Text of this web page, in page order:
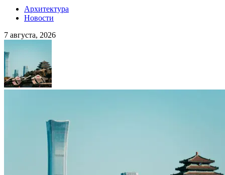
Архитектура
Новости
7 августа, 2026